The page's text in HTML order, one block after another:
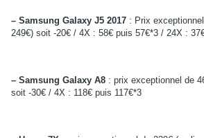
– Samsung Galaxy J5 2017 : Prix
249€) soit -20€ / 4X : 58€ puis 57€*3 / 24X :
– Samsung Galaxy A8 : prix exceptionnel de
soit -30€ / 4X : 118€ puis 117€*3